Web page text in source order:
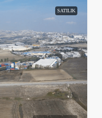
SATILIK